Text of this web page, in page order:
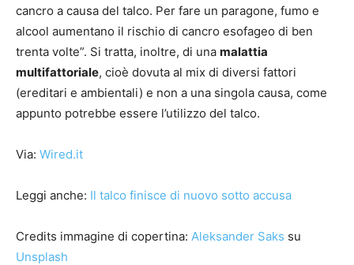
cancro a causa del talco. Per fare un paragone, fumo e
alcool aumentano il rischio di cancro esofageo di ben
trenta volte”. Si tratta, inoltre, di una malattia
multifattoriale, cioè dovuta al mix di diversi fattori
(ereditari e ambientali) e non a una singola causa, come
appunto potrebbe essere l’utilizzo del talco.
Via: Wired.it
Leggi anche: Il talco finisce di nuovo sotto accusa
Credits immagine di copertina: Aleksander Saks su
Unsplash